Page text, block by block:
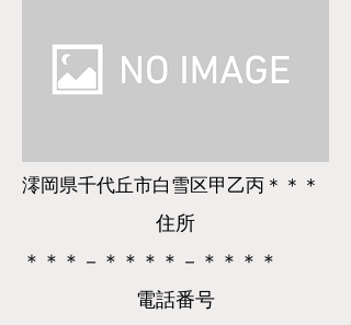
澪岡県千代丘市白雪区甲乙丙＊＊＊
​住所
＊＊＊－＊＊＊＊－＊＊＊＊
​電話番号